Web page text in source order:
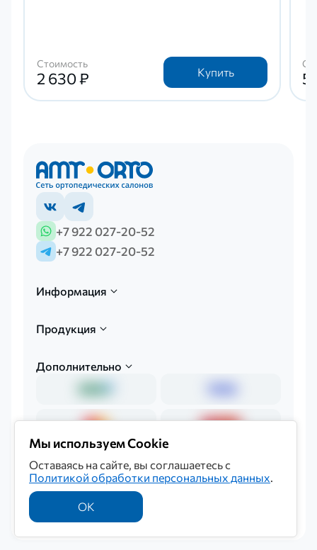
Стоимость
2 630 ₽ Купить 5
+7 922 027-20-52
+7 922 027-20-52
Информация
Продукция
Дополнительно
Политика обработки персональных данных
© 2026 «Мединкор»
Мы используем Cookie
Оставаясь на сайте, вы соглашаетесь с
Политикой обработки персональных данных.
ОК